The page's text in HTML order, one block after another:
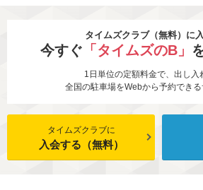
タイムズクラブ（無料）に
今すぐ 「タイムズのB」
1日単位の定額料金で、出し入
全国の駐車場をWebから予約でき
タイムズクラブに
入会する（無料）